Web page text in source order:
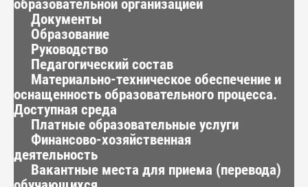
образовательной организацией
Документы
Образование
Руководство
Педагогический состав
Материально-техническое обеспечение и
оснащенность образовательного процесса.
Доступная среда
Платные образовательные услуги
Финансово-хозяйственная
деятельность
Вакантные места для приема (перевода)